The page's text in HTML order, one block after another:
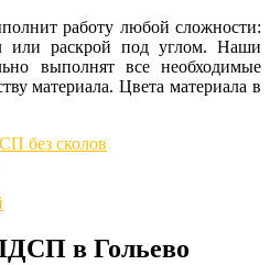
работу любой сложности:
или раскрой под углом. Наши
выполнят все необходимые
материала. Цвета материала в
без сколов
в Гольево